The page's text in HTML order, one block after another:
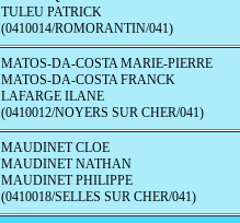
TULEU PATRICK
(0410014/ROMORANTIN/041)
MATOS-DA-COSTA MARIE-PIERRE
MATOS-DA-COSTA FRANCK
LAFARGE ILANE
(0410012/NOYERS SUR CHER/041)
MAUDINET CLOE
MAUDINET NATHAN
MAUDINET PHILIPPE
(0410018/SELLES SUR CHER/041)